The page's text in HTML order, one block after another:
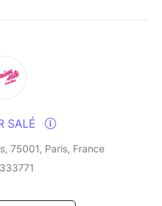
fuelled by years of
SALÉ
75001, Paris, France